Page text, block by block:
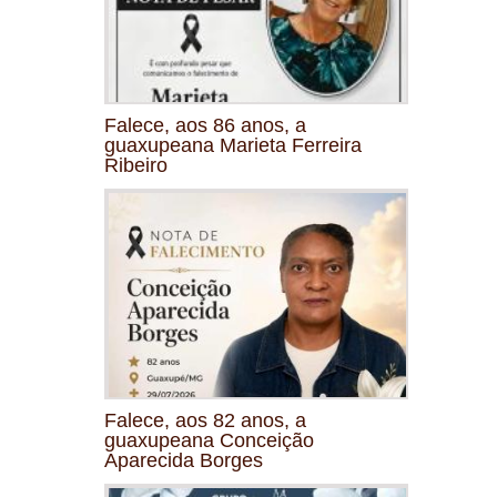
Falece, aos 86 anos, a
guaxupeana Marieta Ferreira
Ribeiro
Falece, aos 82 anos, a
guaxupeana Conceição
Aparecida Borges